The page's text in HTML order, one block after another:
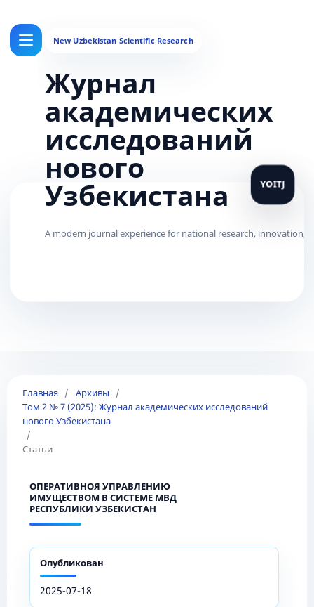
Журнал
академических
исследований
нового
Узбекистана
Главная / Архивы
/
Том 2 № 7 (2025): Журнал академических исследований
нового Узбекистана
/
Статьи
ОПЕРАТИВНОЯ УПРАВЛЕНИЮ
ИМУЩЕСТВОМ В СИСТЕМЕ МВД
РЕСПУБЛИКИ УЗБЕКИСТАН
Опубликован
2025-07-18